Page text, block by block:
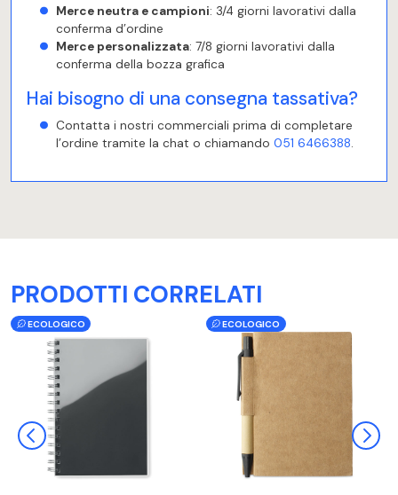
Merce neutra e campioni: 3/4 giorni lavorativi dalla
conferma d’ordine
Merce personalizzata: 7/8 giorni lavorativi dalla
conferma della bozza grafica
Hai bisogno di una consegna tassativa?
Contatta i nostri commerciali prima di completare
l’ordine tramite la chat o chiamando 051 6466388.
PRODOTTI CORRELATI
ECOLOGICO ECOLOGICO